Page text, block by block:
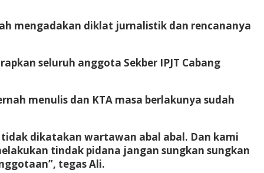
mengadakan diklat jurnalistik dan rencananya
seluruh anggota Sekber IPJT Cabang
menulis dan KTA masa berlakunya sudah
dikatakan wartawan abal abal. Dan kami
tindak pidana jangan sungkan sungkan
tegas Ali.